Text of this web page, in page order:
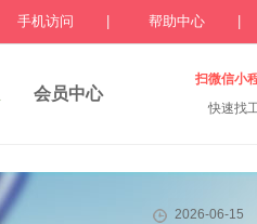
手机访问 帮助中心
会员中心
扫微信小
快速找
2026-06-15